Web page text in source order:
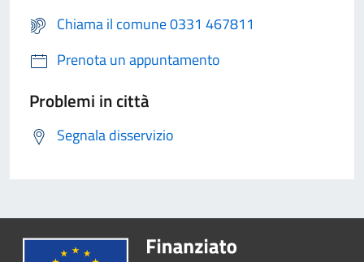
Chiama il comune 0331 467811
Prenota un appuntamento
Problemi in città
Segnala disservizio